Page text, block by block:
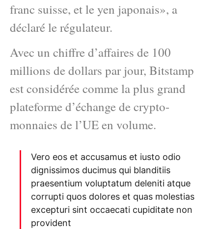
franc suisse, et le yen japonais», a
déclaré le régulateur.
Avec un chiffre d’affaires de 100
millions de dollars par jour, Bitstamp
est considérée comme la plus grand
plateforme d’échange de crypto-
monnaies de l’UE en volume.
Vero eos et accusamus et iusto odio
dignissimos ducimus qui blanditiis
praesentium voluptatum deleniti atque
corrupti quos dolores et quas molestias
excepturi sint occaecati cupiditate non
provident